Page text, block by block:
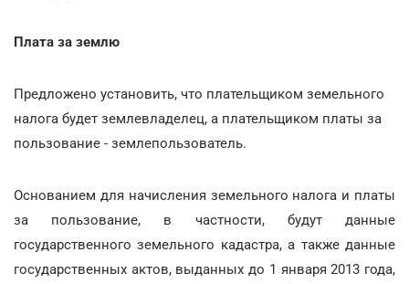
Плата за землю
Предложено установить, что плательщиком земельного
налога будет землевладелец, а плательщиком платы за
пользование - землепользователь.
Основанием для начисления земельного налога и платы
за пользование, в частности, будут данные
государственного земельного кадастра, а также данные
государственных актов, выданных до 1 января 2013 года,